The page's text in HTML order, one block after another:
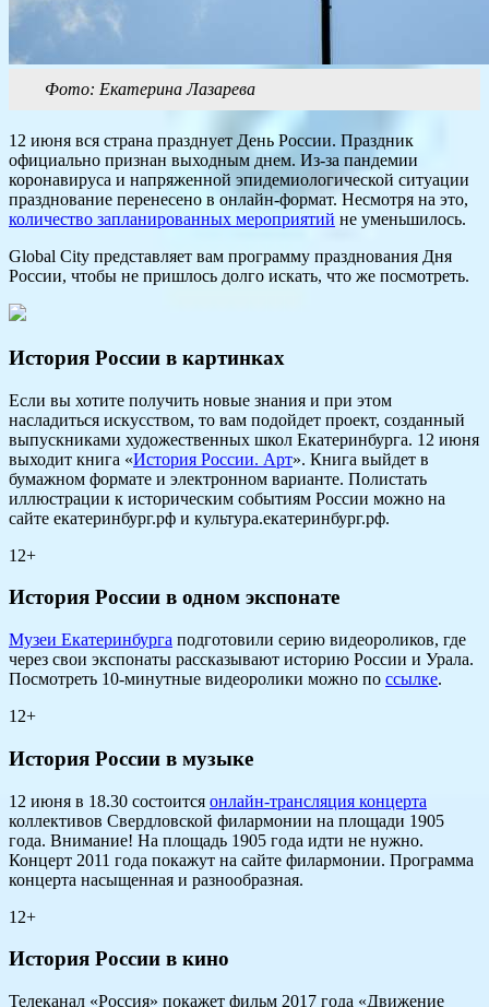
Фото: Екатерина Лазарева
12 июня вся страна празднует День России. Праздник
официально признан выходным днем. Из-за пандемии
коронавируса и напряженной эпидемиологической ситуации
празднование перенесено в онлайн-формат. Несмотря на это,
количество запланированных мероприятий не уменьшилось.
Global City представляет вам программу празднования Дня
России, чтобы не пришлось долго искать, что же посмотреть.
История России в картинках
Если вы хотите получить новые знания и при этом
насладиться искусством, то вам подойдет проект, созданный
выпускниками художественных школ Екатеринбурга. 12 июня
выходит книга «История России. Арт». Книга выйдет в
бумажном формате и электронном варианте. Полистать
иллюстрации к историческим событиям России можно на
сайте екатеринбург.рф и культура.екатеринбург.рф.
12+
История России в одном экспонате
Музеи Екатеринбурга подготовили серию видеороликов, где
через свои экспонаты рассказывают историю России и Урала.
Посмотреть 10-минутные видеоролики можно по ссылке.
12+
История России в музыке
12 июня в 18.30 состоится онлайн-трансляция концерта
коллективов Свердловской филармонии на площади 1905
года. Внимание! На площадь 1905 года идти не нужно.
Концерт 2011 года покажут на сайте филармонии. Программа
концерта насыщенная и разнообразная.
12+
История России в кино
Телеканал «Россия» покажет фильм 2017 года «Движение